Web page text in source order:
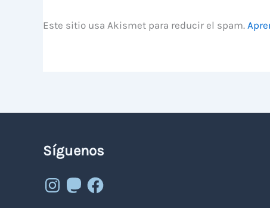
Este sitio usa Akismet para reducir el spam.
Síguenos
Instagram
MastodonFacebook